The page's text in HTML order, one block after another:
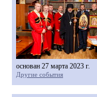
основан 27 марта 2023 г.
Другие события